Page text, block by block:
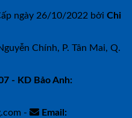
ngày 26/10/2022 bởi Chi
Chính, P. Tân Mai, Q.
- KD Bảo Anh:
-
Email: